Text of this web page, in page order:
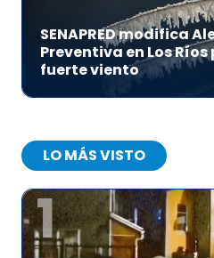
SENAPRED modifica
Preventiva en Los
fuerte viento
LO MÁS VISTO
1